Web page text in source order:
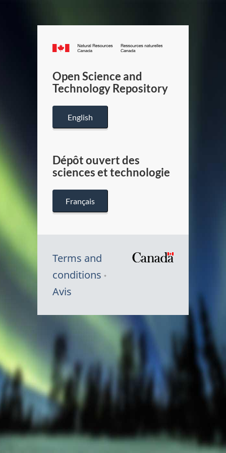
Canada.ca
/
Canada
Open Science and
Technology Repository
English
Dépôt ouvert des
sciences et technologie
Français
Terms and
conditions
Avis
Canada